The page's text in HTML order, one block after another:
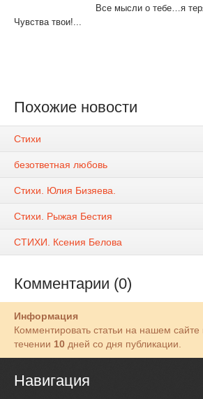
Чувства твои!...
Все мысли о тебе…я
Похожие новости
Стихи
безответная любовь
Стихи. Юлия Бизяева.
Стихи. Рыжая Бестия
СТИХИ. Ксения Белова
Комментарии (0)
Информация
Комментировать статьи на нашем сайте
течении 10 дней со дня публикации.
Навигация